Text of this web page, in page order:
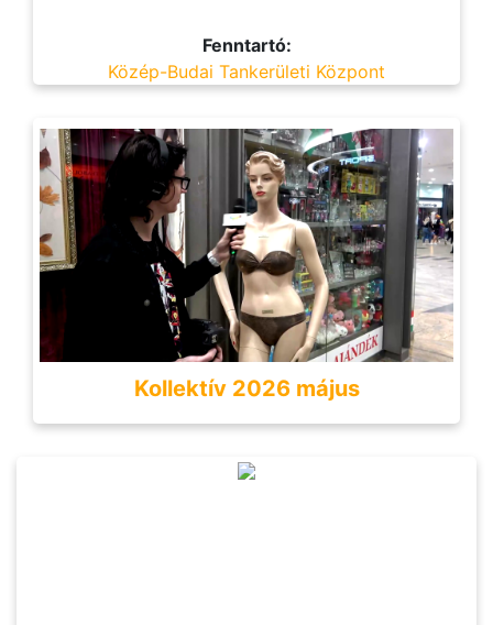
Fenntartó:
Közép-Budai Tankerületi Központ
Kollektív 2026 május